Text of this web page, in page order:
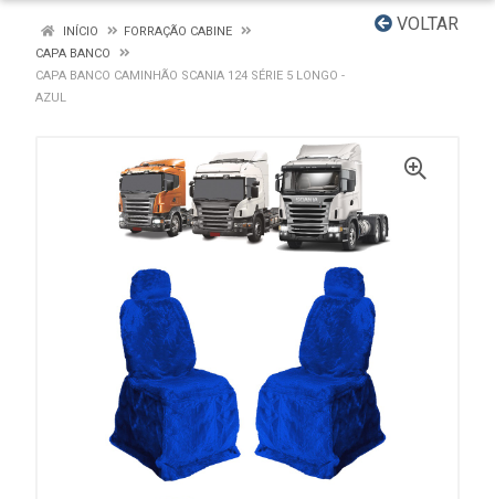
VOLTAR
INÍCIO
FORRAÇÃO CABINE
CAPA BANCO
CAPA BANCO CAMINHÃO SCANIA 124 SÉRIE 5 LONGO -
AZUL